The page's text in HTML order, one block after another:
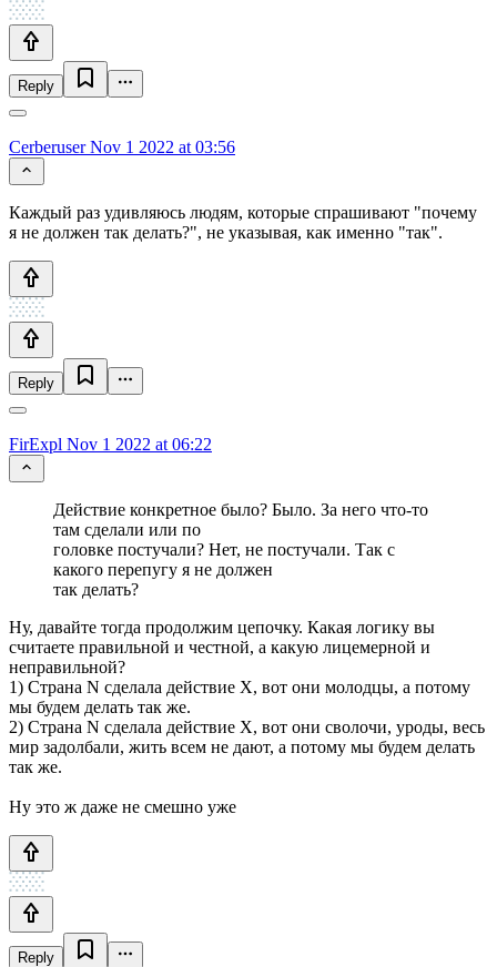
Reply
CerberuserNov 1 2022 at 03:56
Каждый раз удивляюсь людям, которые спрашивают "почему
я не должен так делать?", не указывая, как именно "так".
Reply
FirExpl Nov 1 2022 at 06:22
Действие конкретное было? Было. За него что-то
там сделали или по
головке постучали? Нет, не постучали. Так с
какого перепугу я не должен
так делать?
Ну, давайте тогда продолжим цепочку. Какая логику вы
считаете правильной и честной, а какую лицемерной и
неправильной?
1) Страна N сделала действие X, вот они молодцы, а потому
мы будем делать так же.
2) Страна N сделала действие X, вот они сволочи, уроды, весь
мир задолбали, жить всем не дают, а потому мы будем делать
так же.
Ну это ж даже не смешно уже
Reply